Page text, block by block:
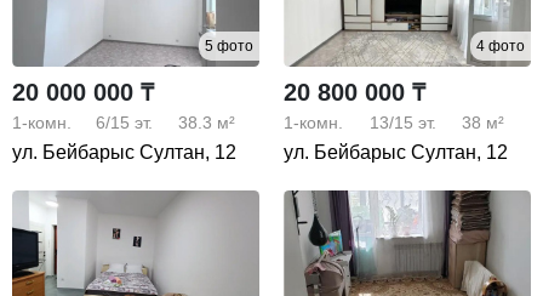
5 фото
20 000 000 ₸
1-комн. 6/15 эт. 38.3 м²
ул. Бейбарыс Султан, 12
4 фото
20 800 000 ₸
1-комн. 13/15 эт. 38 м²
ул. Бейбарыс Султан, 12